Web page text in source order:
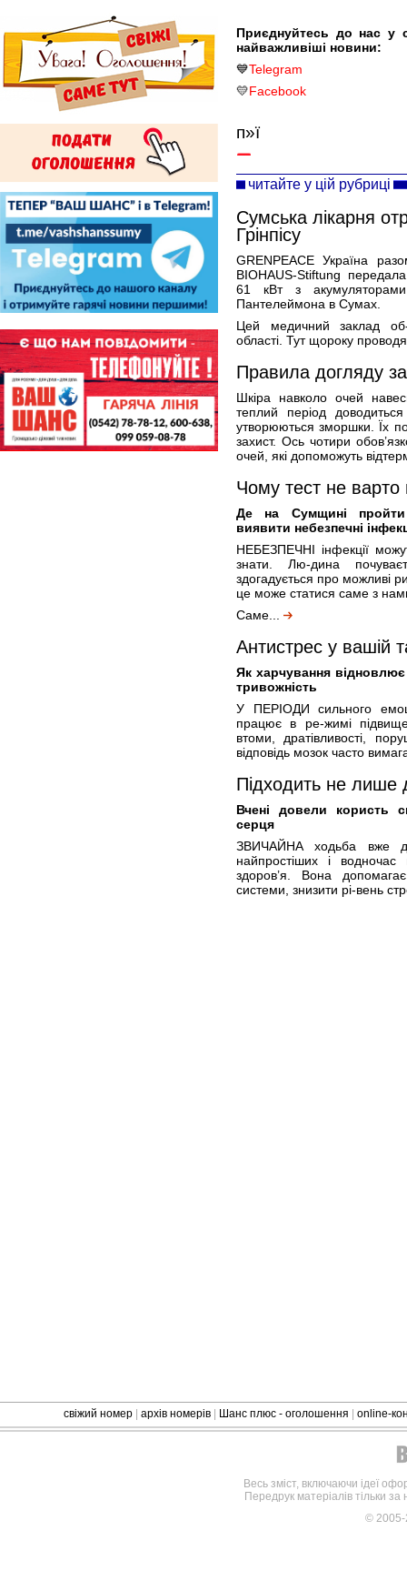
Приєднуйтесь до нас у
найважливіші новини:
💙Telegram
💛Facebook
п»ї
читайте у цій рубриці
Сумська лікарня
Грінпісу
GRENPEACE Україна
BIOHAUS-Stiftung
61 кВт з акумуляторами
Пантелеймона в Сумах.
Цей медичний заклад об-
області. Тут щороку
Правила догляду
Шкіра навколо очей
теплий період
утворюються зморшки. Їх
захист. Ось чотири
очей, які допоможуть
Чому тест не варто
Де на Сумщині
виявити небезпечні
НЕБЕЗПЕЧНІ інфекції
знати. Лю-дина
здогадується про можливі
це може статися саме з
Саме...
Антистрес у вашій
Як харчування
тривожність
У ПЕРІОДИ сильного
працює в ре-жимі
втоми, дратівливості,
відповідь мозок часто
Підходить не лише
Вчені довели користь
серця
ЗВИЧАЙНА ходьба вже
найпростіших і водночас
здоров’я. Вона
системи, знизити рі-вень
свіжий номер архів номерів Шанс плюс - оголошення online-
Весь зміст, включаючи ідеї
Передрук матеріалів тільки
©